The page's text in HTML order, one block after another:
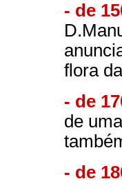
- de
flora
- de
de
- de